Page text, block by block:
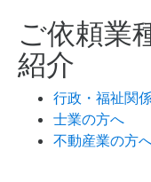
ご依頼業
紹介
行政・福祉関
士業の方へ
不動産業の方